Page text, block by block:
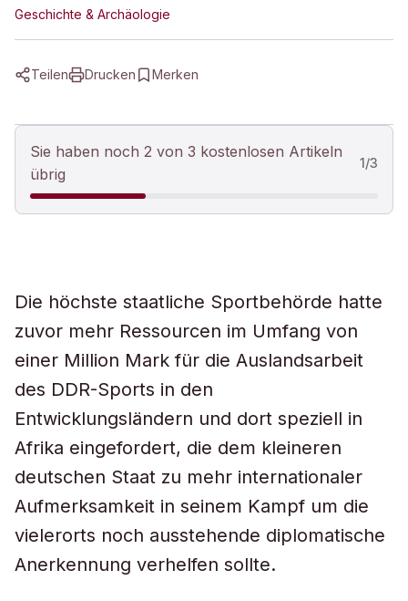
Geschichte & Archäologie
Teilen Drucken Merken
Sie haben noch 2 von 3 kostenlosen Artikeln
übrig
1/3
Die höchste staatliche Sportbehörde hatte
zuvor mehr Ressourcen im Umfang von
einer Million Mark für die Auslandsarbeit
des DDR-Sports in den
Entwicklungsländern und dort speziell in
Afrika eingefordert, die dem kleineren
deutschen Staat zu mehr internationaler
Aufmerksamkeit in seinem Kampf um die
vielerorts noch ausstehende diplomatische
Anerkennung verhelfen sollte.